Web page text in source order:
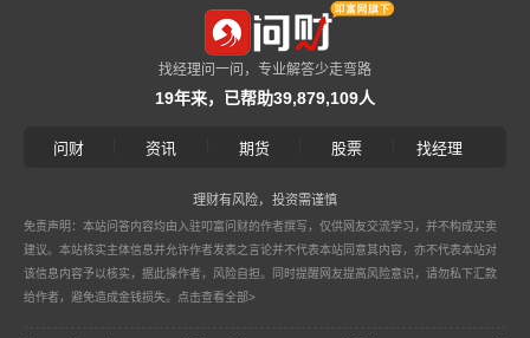
找经理问一问，专业解答少走弯路
19年来，已帮助39,879,109人
问财 资讯 期货 股票 找经理
理财有风险，投资需谨慎
免责声明：本站问答内容均由入驻叩富问财的作者撰写，仅供网友交流学习，并不构成买卖
建议。本站核实主体信息并允许作者发表之言论并不代表本站同意其内容，亦不代表本站对
该信息内容予以核实，据此操作者，风险自担。同时提醒网友提高风险意识，请勿私下汇款
给作者，避免造成金钱损失。 点击查看全部>